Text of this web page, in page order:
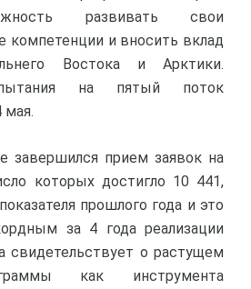
развивать свои
компетенции и вносить вклад
Востока и Арктики.
на пятый поток
мая.
завершился прием заявок на
которых достигло 10 441,
прошлого года и это
за 4 года реализации
свидетельствует о растущем
как инструмента